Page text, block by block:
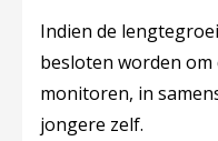
Indien de
besloten worden
monitoren, in
jongere zelf.